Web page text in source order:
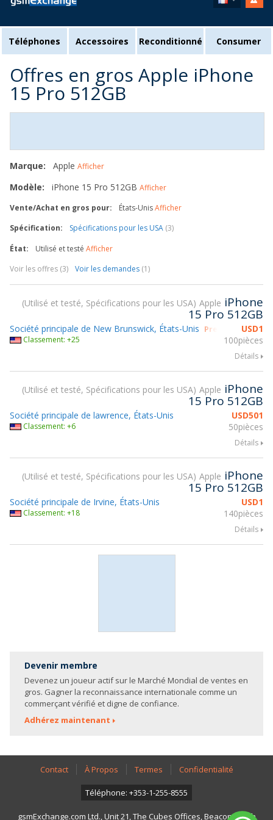
Téléphones Accessoires Reconditionné Consumer
Offres en gros Apple iPhone
15 Pro 512GB
Marque: Apple Afficher
Modèle: iPhone 15 Pro 512GB Afficher
Vente/Achat en gros pour:
États-UnisAfficher
Spécification:
Spécifications pour les USA (3)
État:
Utilisé et testé Afficher
Voir les offres (3)
Voir les demandes (1)
Utilisé et testé, Spécifications pour les USA Apple iPhone
15 Pro 512GB
USD1
100pièces
Société principale de New Brunswick, États-Unis Prendre part à
Classement: +25
Détails
Utilisé et testé, Spécifications pour les USA Apple iPhone
15 Pro 512GB
USD501
50pièces
Société principale de lawrence, États-Unis
Classement: +6
Détails
Utilisé et testé, Spécifications pour les USA Apple iPhone
15 Pro 512GB
USD1
140pièces
Société principale de Irvine, États-Unis
Classement: +18
Détails
Devenir membre
Devenez un joueur actif sur le Marché Mondial de ventes en
gros. Gagner la reconnaissance internationale comme un
commerçant vérifié et digne de confiance.
Adhérez maintenant
Contact À Propos Termes Confidentialité
Téléphone: +353-1-255-8555
gsmExchange.com Ltd., Unit 21, The Cubes Offices, Beacon South